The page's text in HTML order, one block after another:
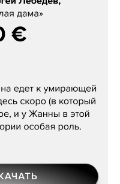
дама»